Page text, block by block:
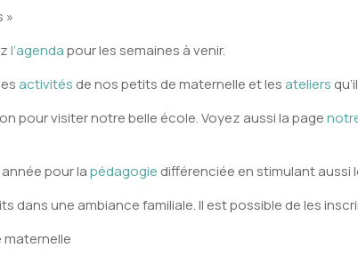
»
l’agendapour les semaines à venir.
activités de nos petits de maternelle et les ateliers
pour visiter notre belle école. Voyez aussi la page
pour lapédagogie différenciée en stimulant aussi
dans une ambiance familiale. Il est possible de les
maternelle